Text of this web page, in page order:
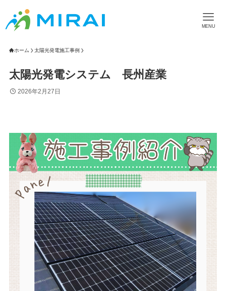
MENU
ホーム 太陽光発電施工事例
太陽光発電システム 長州産業
2026年2月27日